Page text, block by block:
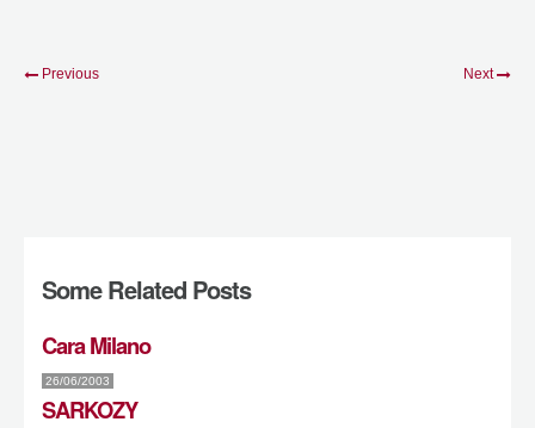
Previous Next
Some Related Posts
Cara Milano
26/06/2003
SARKOZY